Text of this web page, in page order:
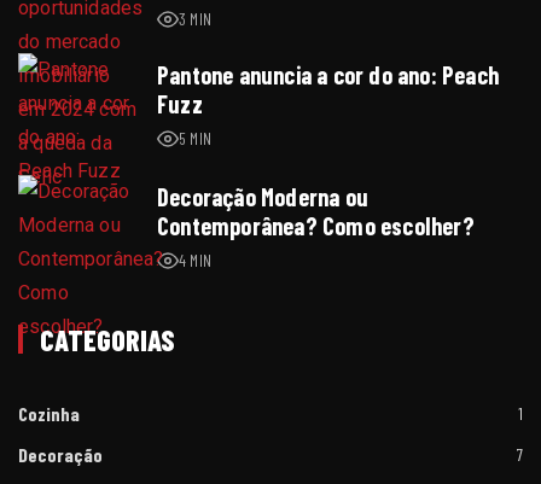
3 MIN
Pantone anuncia a cor do ano: Peach
Fuzz
5 MIN
Decoração Moderna ou
Contemporânea? Como escolher?
4 MIN
CATEGORIAS
Cozinha 1
Decoração 7